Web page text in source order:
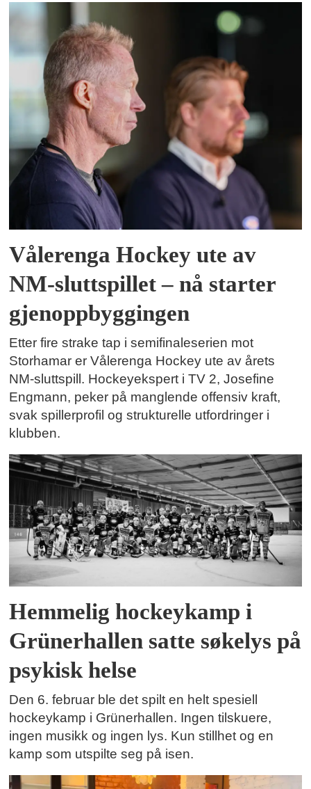
Vålerenga Hockey ute av
NM-sluttspillet – nå starter
gjenoppbyggingen
Etter fire strake tap i semifinaleserien mot
Storhamar er Vålerenga Hockey ute av årets
NM-sluttspill. Hockeyekspert i TV 2, Josefine
Engmann, peker på manglende offensiv kraft,
svak spillerprofil og strukturelle utfordringer i
klubben.
Hemmelig hockeykamp i
Grünerhallen satte søkelys på
psykisk helse
Den 6. februar ble det spilt en helt spesiell
hockeykamp i Grünerhallen. Ingen tilskuere,
ingen musikk og ingen lys. Kun stillhet og en
kamp som utspilte seg på isen.